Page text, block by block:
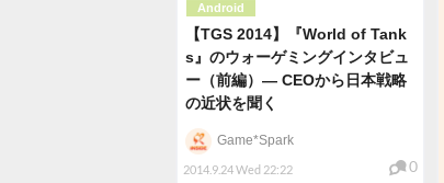
Android
【TGS 2014】『World of Tank
s』のウォーゲミングインタビュ
ー（前編）― CEOから日本戦略
の近状を聞く
2014.9.24 Wed 22:22
Game*Spark
0